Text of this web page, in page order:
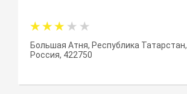
Большая Атня, Республика Татарстан,
Россия, 422750